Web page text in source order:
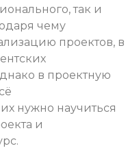
так и
чему
проектов, в
в проектную
нужно научиться
и